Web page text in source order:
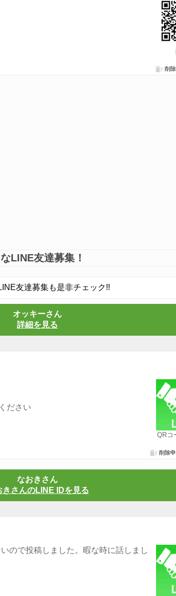
削
LINE友達募集！
友達募集も是非チェック!!
オッキーさん
詳細を見る
QRコ
ださい
削除
なおきさん
きさんのLINE IDを見る
ので投稿しました。暇な時に話しまし